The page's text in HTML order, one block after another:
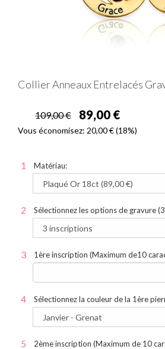
Collier Anneaux Entrelacés
109,00 € 89,00 €
Vous économisez: 20,00 €(18%)
Matériau:
Sélectionnez les options de gravure
1ère inscription (Maximum de10
Sélectionnez la couleur de la 1ère
2ème inscription (Maximum de 10